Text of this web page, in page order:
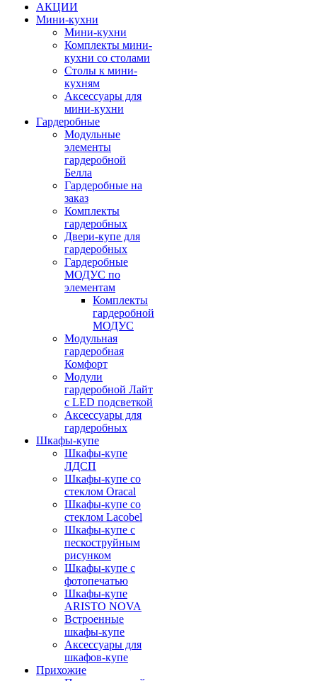
АКЦИИ
Мини-кухни
Мини-кухни
Комплекты мини-
кухни со столами
Столы к мини-
кухням
Аксессуары для
мини-кухни
Гардеробные
Модульные
элементы
гардеробной
Белла
Гардеробные на
заказ
Комплекты
гардеробных
Двери-купе для
гардеробных
Гардеробные
МОДУС по
элементам
Комплекты
гардеробной
МОДУС
Модульная
гардеробная
Комфорт
Модули
гардеробной Лайт
с LED подсветкой
Аксессуары для
гардеробных
Шкафы-купе
Шкафы-купе
ЛДСП
Шкафы-купе со
стеклом Oracal
Шкафы-купе со
стеклом Lacobel
Шкафы-купе с
пескоструйным
рисунком
Шкафы-купе с
фотопечатью
Шкафы-купе
ARISTO NOVA
Встроенные
шкафы-купе
Аксессуары для
шкафов-купе
Прихожие